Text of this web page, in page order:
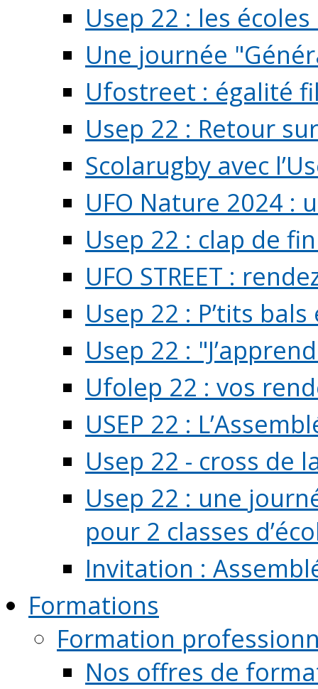
Usep 22 : les
Une journée
Ufostreet : égalité
Usep 22 : Retour
Scolarugby avec
UFO Nature 2024 :
Usep 22 : clap de
UFO STREET :
Usep 22 : P’tits
Usep 22 :
Ufolep 22 : vos
USEP 22 :
Usep 22 - cross de
Usep 22 : une
pour 2 classes
Invitation :
Formations
Formation
Nos offres de